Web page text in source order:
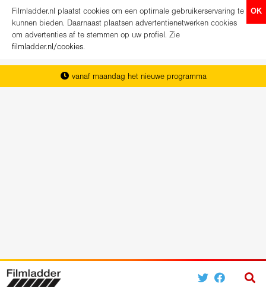
OK
Filmladder.nl plaatst cookies om een optimale gebruikerservaring te
kunnen bieden. Daarnaast plaatsen advertentienetwerken cookies
om advertenties af te stemmen op uw profiel. Zie
filmladder.nl/cookies.
vanaf maandag het nieuwe programma
het complete overzicht van Nederland
koop direct je kaartjes